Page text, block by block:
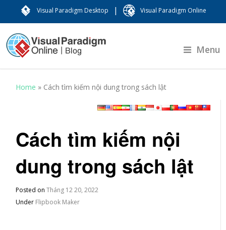
Visual Paradigm Desktop | Visual Paradigm Online
Menu
Home » Cách tìm kiếm nội dung trong sách lật
Cách tìm kiếm nội
dung trong sách lật
Posted onTháng 12 20, 2022
Under Flipbook Maker